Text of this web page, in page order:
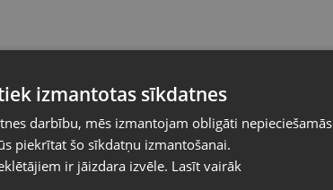
Galaxy Watch 7 44mm
saturs būs attēlots izvēlētajā valodā
izmantotas sīkdatnes
darbību, mēs izmantojam obligāti
piekrītat šo sīkdatņu izmantošanai.
ir jāizdara izvēle. Lasīt vairāk